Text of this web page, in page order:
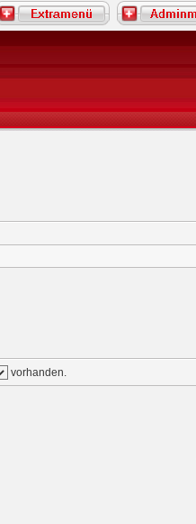
vorhanden.